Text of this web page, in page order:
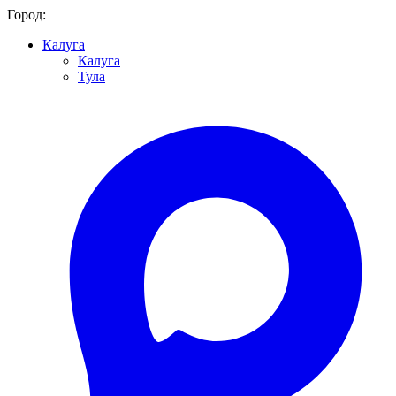
Город:
Калуга
Калуга
Тула